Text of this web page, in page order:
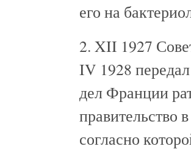
его на
2. XII 1927
IV 1928
дел Франции
правительство
согласно